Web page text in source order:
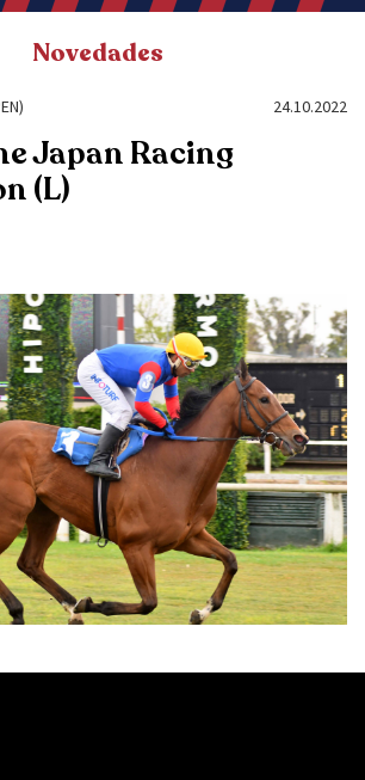
Novedades
24.10.2022
Japan Racing
(L)